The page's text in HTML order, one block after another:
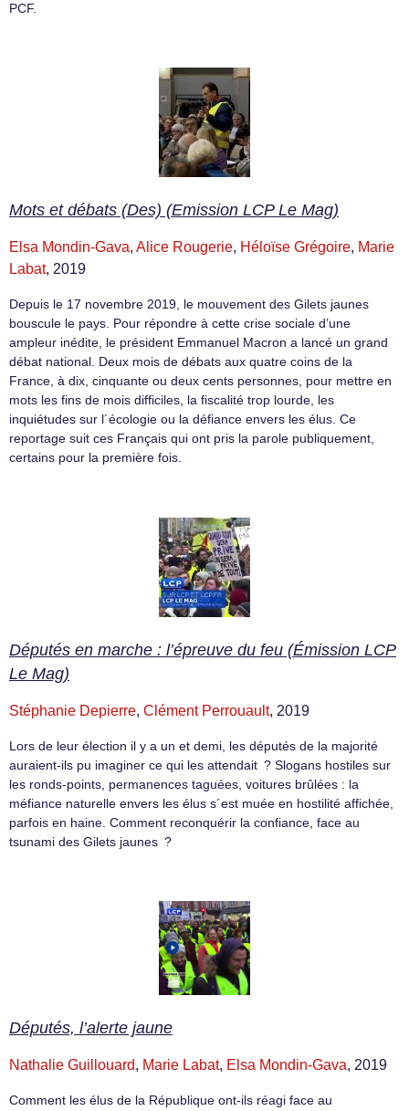
PCF.
Mots et débats (Des) (Emission LCP Le Mag)
Elsa Mondin-Gava, Alice Rougerie, Héloïse Grégoire, Marie
Labat, 2019
Depuis le 17 novembre 2019, le mouvement des Gilets jaunes
bouscule le pays. Pour répondre à cette crise sociale d’une
ampleur inédite, le président Emmanuel Macron a lancé un grand
débat national. Deux mois de débats aux quatre coins de la
France, à dix, cinquante ou deux cents personnes, pour mettre en
mots les fins de mois difficiles, la fiscalité trop lourde, les
inquiétudes sur l´écologie ou la défiance envers les élus. Ce
reportage suit ces Français qui ont pris la parole publiquement,
certains pour la première fois.
Députés en marche : l’épreuve du feu (Émission LCP
Le Mag)
Stéphanie Depierre, Clément Perrouault, 2019
Lors de leur élection il y a un et demi, les députés de la majorité
auraient-ils pu imaginer ce qui les attendait ? Slogans hostiles sur
les ronds-points, permanences taguées, voitures brûlées : la
méfiance naturelle envers les élus s´est muée en hostilité affichée,
parfois en haine. Comment reconquérir la confiance, face au
tsunami des Gilets jaunes ?
Députés, l’alerte jaune
Nathalie Guillouard, Marie Labat, Elsa Mondin-Gava, 2019
Comment les élus de la République ont-ils réagi face au